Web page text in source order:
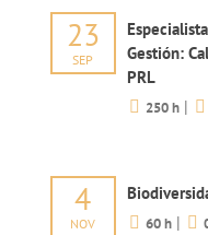
23
SEP
Gestión:
PRL
250 h|
4
NOV 60 h|